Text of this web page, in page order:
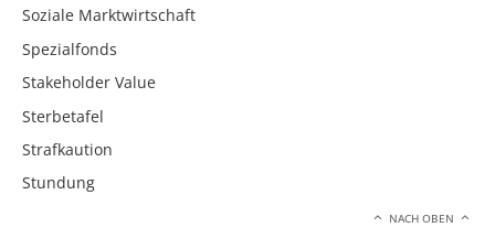
Soziale Marktwirtschaft
Spezialfonds
Stakeholder Value
Sterbetafel
Strafkaution
Stundung
NACH OBEN